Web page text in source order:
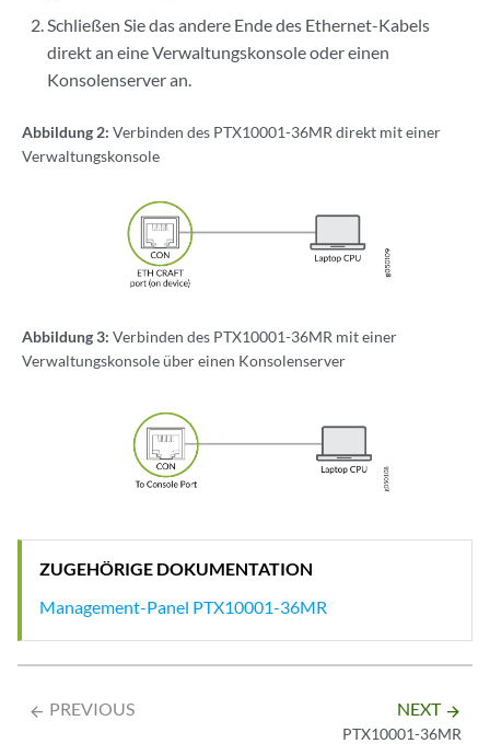
Schließen Sie das andere Ende des Ethernet-Kabels
direkt an eine Verwaltungskonsole oder einen
Konsolenserver an.
Abbildung 2: Verbinden des PTX10001-36MR direkt mit einer
Verwaltungskonsole
Abbildung 3: Verbinden des PTX10001-36MR mit einer
Verwaltungskonsole über einen Konsolenserver
ZUGEHÖRIGE DOKUMENTATION
Management-Panel PTX10001-36MR
arrow_backward PREVIOUS NEXT arrow_forward
PTX10001-36MR